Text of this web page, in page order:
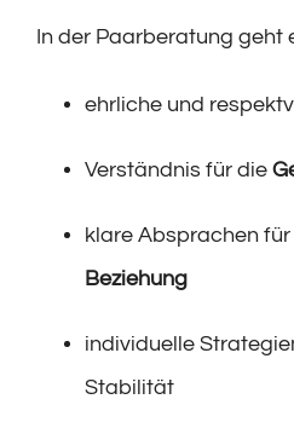
In der Paarberatung geht
ehrliche und
Verständnis für die
klare Absprachen
Beziehung
individuelle
Stabilität